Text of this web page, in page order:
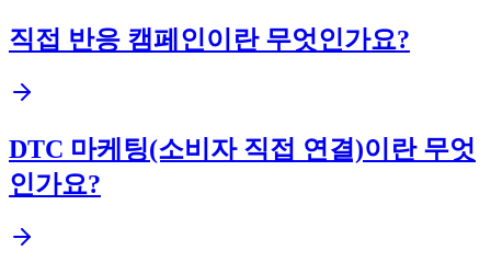
직접 반응 캠페인이란 무엇인가요?
DTC 마케팅(소비자 직접 연결)이란 무엇
인가요?